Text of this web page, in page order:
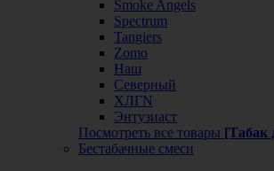
Smoke Angels
Spectrum
Tangiers
Zomo
Наш
Северный
ХЛГN
Энтузиаст
Посмотреть все товары [Табак
Бестабачные смеси